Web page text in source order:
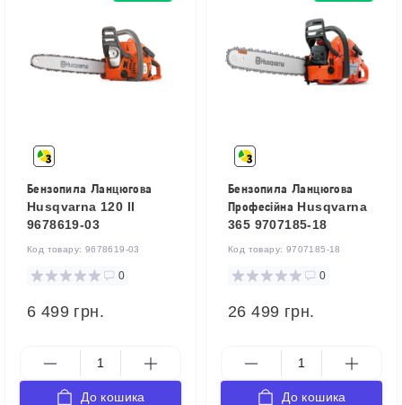
Бензопила Ланцюгова
Husqvarna 120 II
9678619-03
Код товару: 9678619-03
0
6 499 грн.
До кошика
Бензопила Ланцюгова
Професійна Husqvarna
365 9707185-18
Код товару: 9707185-18
0
26 499 грн.
До кошика